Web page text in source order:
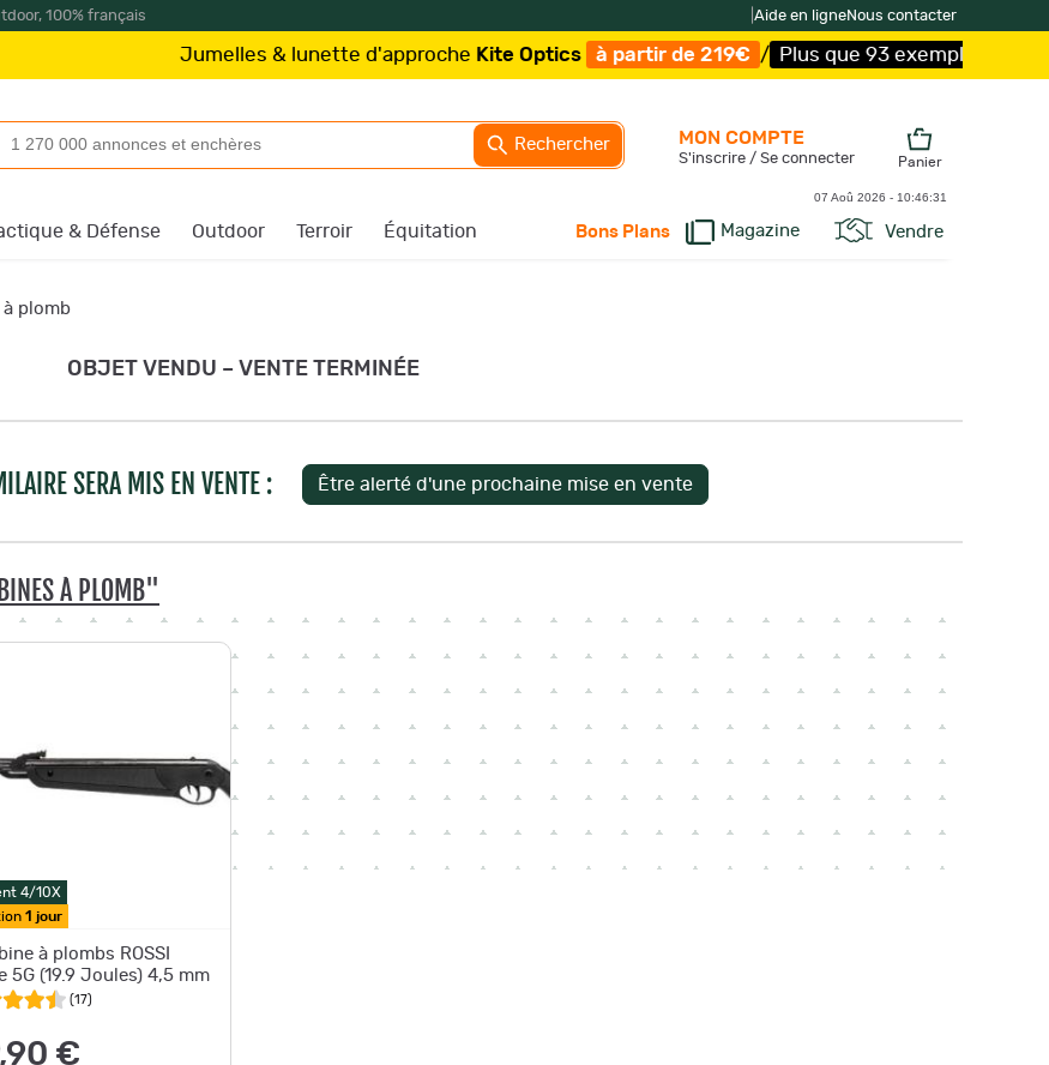
100% français Aide en ligneNous contacter
Jumelles & lunette d'approcheKite Optics à partir de 219€ / Plus que 93 exemplaires ! /Livraison
Rechercher
& Défense Outdoor Terroir Équitation Bons Plans Magazine Vendre
MON COMPTE
S'inscrire / Se connecter Panier
07 Aoû 2026 - 10:46:32
à plomb
OBJET VENDU – VENTE TERMINÉE
SERA MIS EN VENTE :
À PLOMB"
4/10X
1 jour
à plombs ROSSI
5G (19.9 Joules) 4,5 mm
(17)
€